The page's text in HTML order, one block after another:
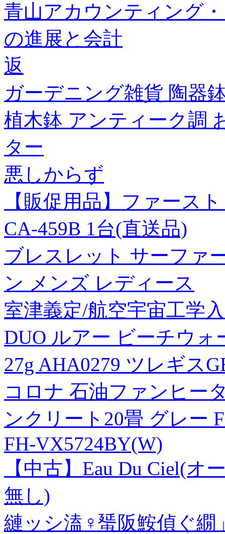
青山アカウンティング
の進展と会計
返
ガーデニング雑貨 陶器
植木鉢 アンティーク調
ター
悪しからず
【販促用品】ファース
CA-459B 1台(直送品)
ブレスレット サーファ
ン メンズ レディース
室津義定/航空宇宙工学
DUO ルアー ビーチウ
27g AHA0279 ツレギス
コロナ 石油ファンヒー
ンクリート20畳 グレー
FH-VX5724BY(W)
【中古】Eau Du Ciel(
無し)
縺ッシ溘♀蜑阪鮟偵ぐ繝